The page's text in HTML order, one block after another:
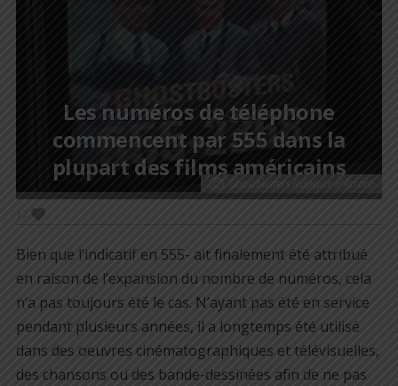
Les numéros de téléphone
commencent par 555 dans la
plupart des films américains
Ghostbusters (capture d'écran)
12
Bien que l’indicatif en 555- ait finalement été attribué
en raison de l’expansion du nombre de numéros, cela
n’a pas toujours été le cas. N’ayant pas été en service
pendant plusieurs années, il a longtemps été utilisé
dans des oeuvres cinématographiques et télévisuelles,
des chansons ou des bande-dessinées afin de ne pas